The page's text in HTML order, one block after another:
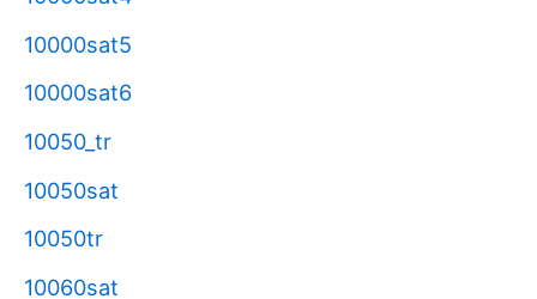
10000sat5
10000sat6
10050_tr
10050sat
10050tr
10060sat